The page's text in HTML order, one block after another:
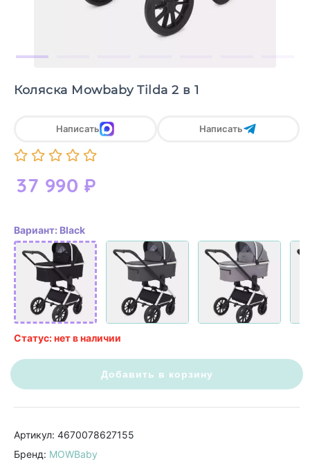
Коляска Mowbaby Tilda 2 в 1
37 990 ₽
Написать Написать
Вариант: Black
Статус: нет в наличии
Добавить в корзину
Артикул: 4670078627155
Бренд: MOWBaby